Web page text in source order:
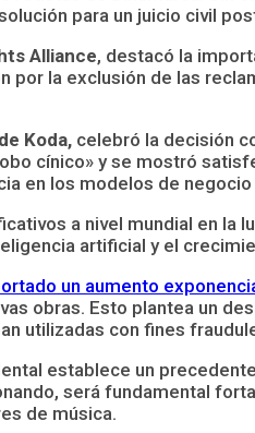
para un juicio civil
Alliance, destacó la
por la exclusión de las
Koda, celebró la decisión
cínico» y se mostró
en los modelos de
a nivel mundial en la
artificial y el
un aumento
obras. Esto plantea un
utilizadas con fines
establece un
será fundamental
de música.